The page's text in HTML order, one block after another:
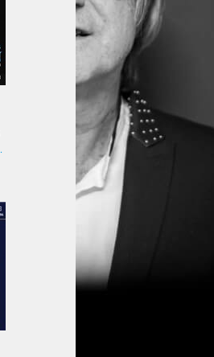
Wien